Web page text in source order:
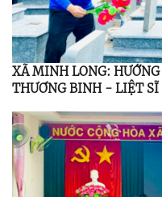
XÃ MINH LONG:
THƯƠNG BINH - LIỆT